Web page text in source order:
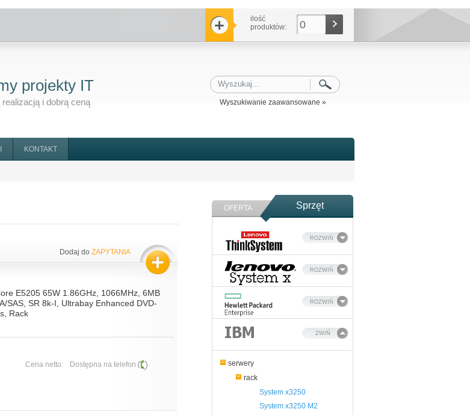
ilość
produktów:
0
projekty IT
i dobrą ceną Wyszukiwanie zaawansowane »
KONTAKT
OFERTA Sprzęt
ROZWIŃ
ROZWIŃ
ROZWIŃ
ZWIŃ
serwery
rack
System x3250
System x3250 M2
Dodaj do ZAPYTANIA
E5205 65W 1.86GHz, 1066MHz, 6MB
SAS, SR 8k-I, Ultrabay Enhanced DVD-
Rack
Cena netto: Dostępna na telefon